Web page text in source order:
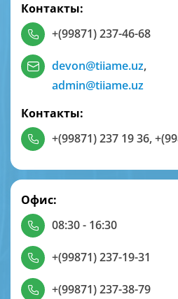
Контакты:
+(99871) 237-46-68
devon@tiiame.uz,
admin@tiiame.uz
Контакты:
+(99871) 237 19 36,
Офис:
08:30 - 16:30
+(99871) 237-19-31
+(99871) 237-38-79